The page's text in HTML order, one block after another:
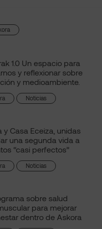
1.0 Un espacio para
y reflexionar sobre
y medioambiente.
Noticias
y Casa Eceiza, unidas
una segunda vida a
“casi perfectos”
Noticias
sobre salud
para mejorar
dentro de Askora